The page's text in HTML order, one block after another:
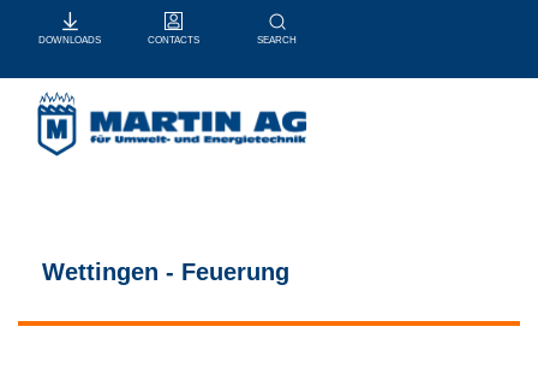
DOWNLOADS CONTACTS SEARCH
Wettingen - Feuerung